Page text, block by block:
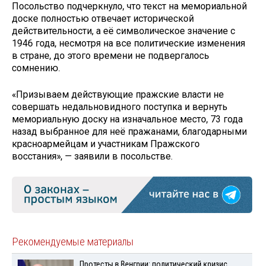
Посольство подчеркнуло, что текст на мемориальной
доске полностью отвечает исторической
действительности, а её символическое значение с
1946 года, несмотря на все политические изменения
в стране, до этого времени не подвергалось
сомнению.
«Призываем действующие пражские власти не
совершать недальновидного поступка и вернуть
мемориальную доску на изначальное место, 73 года
назад выбранное для неё пражанами, благодарными
красноармейцам и участникам Пражского
восстания», — заявили в посольстве.
Рекомендуемые материалы